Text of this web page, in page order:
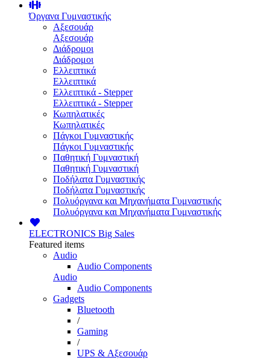
Όργανα Γυμναστικής
Αξεσουάρ
Αξεσουάρ
Διάδρομοι
Διάδρομοι
Ελλειπτικά
Ελλειπτικά
Ελλειπτικά - Stepper
Ελλειπτικά - Stepper
Κωπηλατικές
Κωπηλατικές
Πάγκοι Γυμναστικής
Πάγκοι Γυμναστικής
Παθητική Γυμναστική
Παθητική Γυμναστική
Ποδήλατα Γυμναστικής
Ποδήλατα Γυμναστικής
Πολυόργανα και Μηχανήματα Γυμναστικής
Πολυόργανα και Μηχανήματα Γυμναστικής
ELECTRONICS Big Sales
Featured items
Audio
Audio Components
Audio
Audio Components
Gadgets
Bluetooth
/
Gaming
/
UPS & Αξεσουάρ